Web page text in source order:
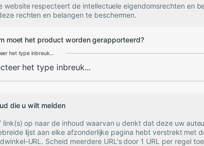
website respecteert de intellectuele eigendomsrechten en
rechten en belangen te beschermen.
moet het product worden gerapporteerd?
het type inbreuk...
die u wilt melden
link(s) op naar de inhoud waarvan u denkt dat deze uw
lijst aan elke afzonderlijke pagina hebt verstrekt met
URL. Scheid meerdere URL's door 1 URL per regel